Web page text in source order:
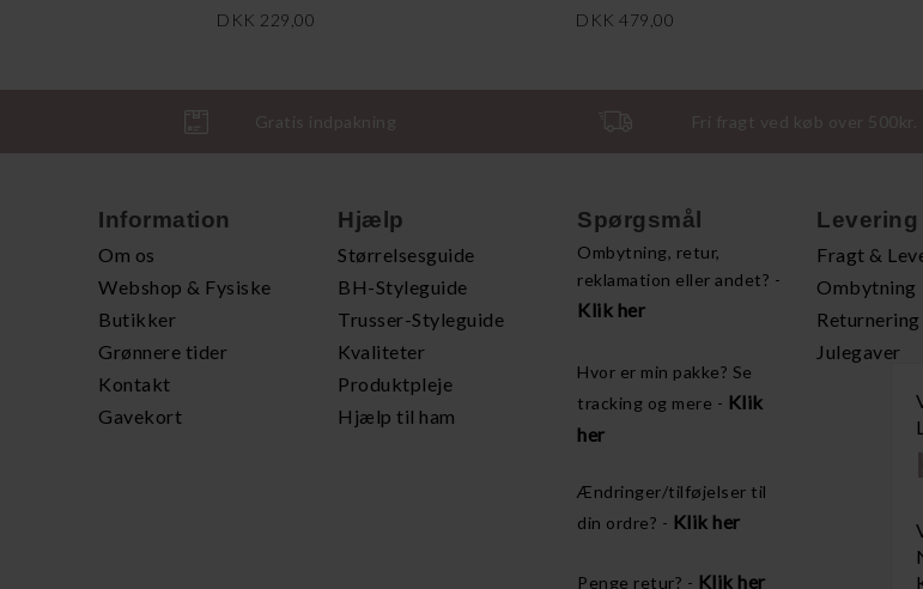
DKK 229,00
DKK 479,00
Gratis indpakning Fri fragt ved køb over 500kr.
Information
Om os
Webshop & Fysiske
Butikker
Grønnere tider
Kontakt
Gavekort
Hjælp
Størrelsesguide
BH-Styleguide
Trusser-Styleguide
Kvaliteter
Produktpleje
Hjælp til ham
Spørgsmål
Ombytning, retur,
reklamation eller andet? -
Klik her
Hvor er min pakke? Se
tracking og mere - Klik
her
Ændringer/tilføjelser til
din ordre? - Klik her
Penge retur? - Klik her
Levering
Fragt &
Ombytning
Returnering
Julegaver